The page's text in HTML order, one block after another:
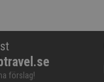
förslag!